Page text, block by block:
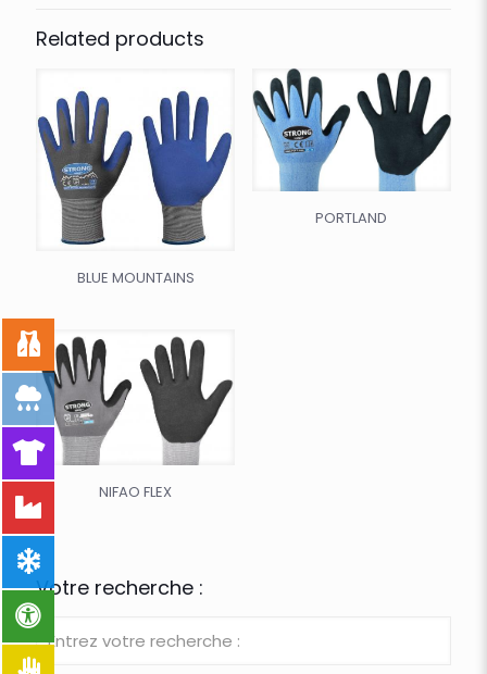
Related products
BLUE MOUNTAINS
PORTLAND
NIFAO FLEX
Votre recherche :